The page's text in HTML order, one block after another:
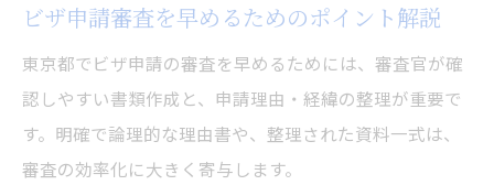
ビザ申請審査を早めるためのポイント解説
東京都でビザ申請の審査を早めるためには、審査官が確
認しやすい書類作成と、申請理由・経緯の整理が重要で
す。明確で論理的な理由書や、整理された資料一式は、
審査の効率化に大きく寄与します。